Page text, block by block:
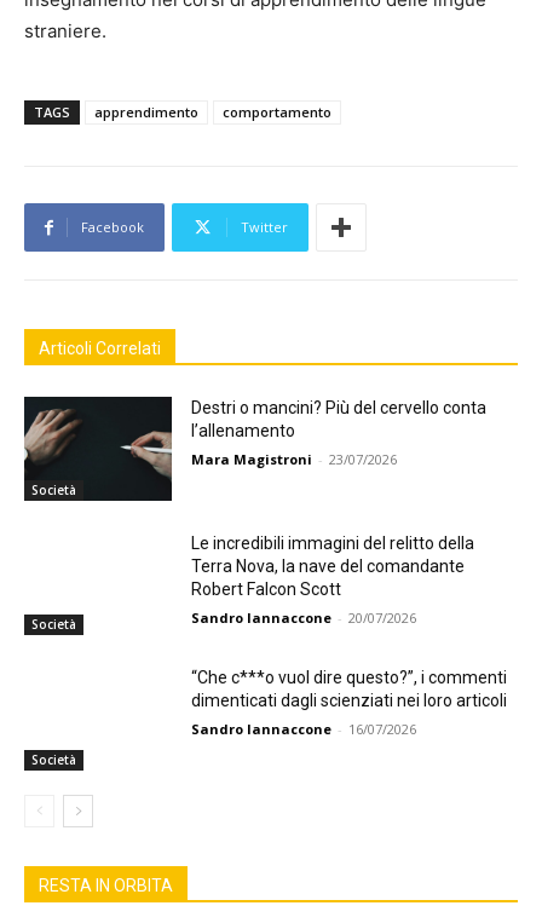
straniere.
TAGS apprendimento comportamento
Facebook Twitter
Articoli Correlati
Società
Destri o mancini? Più del cervello conta
l’allenamento
Mara Magistroni - 23/07/2026
Società
Le incredibili immagini del relitto della
Terra Nova, la nave del comandante
Robert Falcon Scott
Sandro Iannaccone - 20/07/2026
Società
“Che c***o vuol dire questo?”, i commenti
dimenticati dagli scienziati nei loro articoli
Sandro Iannaccone - 16/07/2026
RESTA IN ORBITA